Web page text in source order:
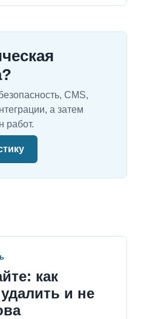
CMS,
а затем
работ.
как
и не